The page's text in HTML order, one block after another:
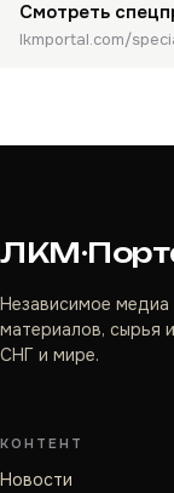
Смотреть
lkmportal.com/
Независимое медиа
материалов, сырья
СНГ и мире.
КОНТЕНТ
Новости